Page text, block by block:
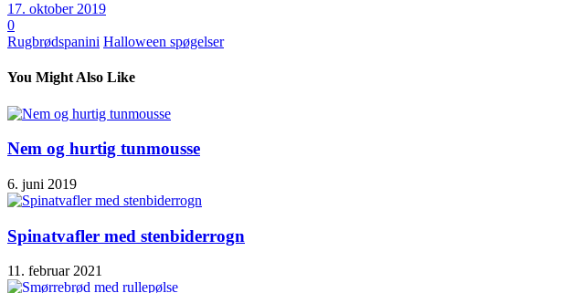
17. oktober 2019
0
Rugbrødspanini Halloween spøgelser
You Might Also Like
Nem og hurtig tunmousse
6. juni 2019
Spinatvafler med stenbiderrogn
11. februar 2021